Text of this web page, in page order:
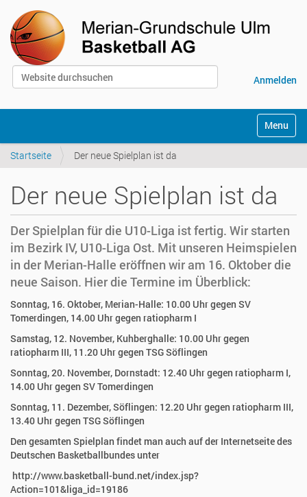
Website durchsuchen
Anmelden
k
Toggle
Startseite Der neue Spielplan ist da
Der neue Spielplan ist da
Der Spielplan für die U10-Liga ist fertig. Wir starten
im Bezirk IV, U10-Liga Ost. Mit unseren Heimspielen
in der Merian-Halle eröffnen wir am 16. Oktober die
neue Saison. Hier die Termine im Überblick:
Sonntag, 16. Oktober, Merian-Halle: 10.00 Uhr gegen SV
Tomerdingen, 14.00 Uhr gegen ratiopharm I
Samstag, 12. November, Kuhberghalle: 10.00 Uhr gegen
ratiopharm III, 11.20 Uhr gegen TSG Söflingen
Sonntag, 20. November, Dornstadt: 12.40 Uhr gegen ratiopharm I,
14.00 Uhr gegen SV Tomerdingen
Sonntag, 11. Dezember, Söflingen: 12.20 Uhr gegen ratiopharm III,
13.40 Uhr gegen TSG Söflingen
Den gesamten Spielplan findet man auch auf der Internetseite des
Deutschen Basketballbundes unter
http://www.basketball-bund.net/index.jsp?
Action=101&liga_id=19186